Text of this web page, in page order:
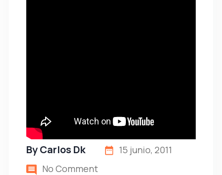
ByCarlos Dk
15 junio, 2011
No Comment